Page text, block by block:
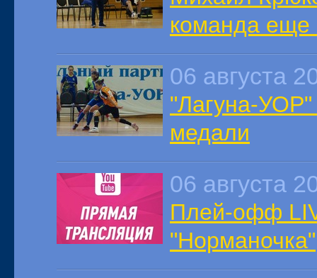
команда еще
06 августа
"Лагуна-УОР"
медали
06 августа
Плей-офф
"Норманочка"